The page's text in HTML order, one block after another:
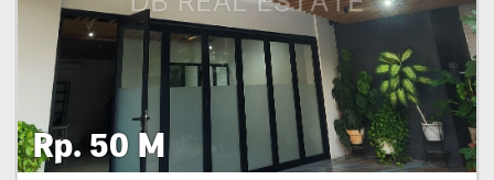
Rp. 50 M